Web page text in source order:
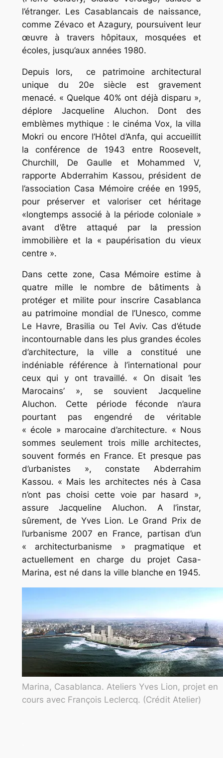
l’étranger. Les Casablancais de naissance,
comme Zévaco et Azagury, poursuivent leur
œuvre à travers hôpitaux, mosquées et
écoles, jusqu’aux années 1980.
Depuis lors, ce patrimoine architectural
unique du 20e siècle est gravement
menacé. « Quelque 40% ont déjà disparu »,
déplore Jacqueline Aluchon. Dont des
emblèmes mythique : le cinéma Vox, la villa
Mokri ou encore l’Hôtel d’Anfa, qui accueillit
la conférence de 1943 entre Roosevelt,
Churchill, De Gaulle et Mohammed V,
rapporte Abderrahim Kassou, président de
l’association Casa Mémoire créée en 1995,
pour préserver et valoriser cet héritage
«longtemps associé à la période coloniale »
avant d’être attaqué par la pression
immobilière et la « paupérisation du vieux
centre ».
Dans cette zone, Casa Mémoire estime à
quatre mille le nombre de bâtiments à
protéger et milite pour inscrire Casablanca
au patrimoine mondial de l’Unesco, comme
Le Havre, Brasilia ou Tel Aviv. Cas d’étude
incontournable dans les plus grandes écoles
d’architecture, la ville a constitué une
indéniable référence à l’international pour
ceux qui y ont travaillé. « On disait ‘les
Marocains’ », se souvient Jacqueline
Aluchon. Cette période féconde n’aura
pourtant pas engendré de véritable
« école » marocaine d’architecture. « Nous
sommes seulement trois mille architectes,
souvent formés en France. Et presque pas
d’urbanistes », constate Abderrahim
Kassou. « Mais les architectes nés à Casa
n’ont pas choisi cette voie par hasard »,
assure Jacqueline Aluchon. A l’instar,
sûrement, de Yves Lion. Le Grand Prix de
l’urbanisme 2007 en France, partisan d’un
« architecturbanisme » pragmatique et
actuellement en charge du projet Casa-
Marina, est né dans la ville blanche en 1945.
Marina, Casablanca. Ateliers Yves Lion, projet en
cours avec François Leclercq. (Crédit Atelier)